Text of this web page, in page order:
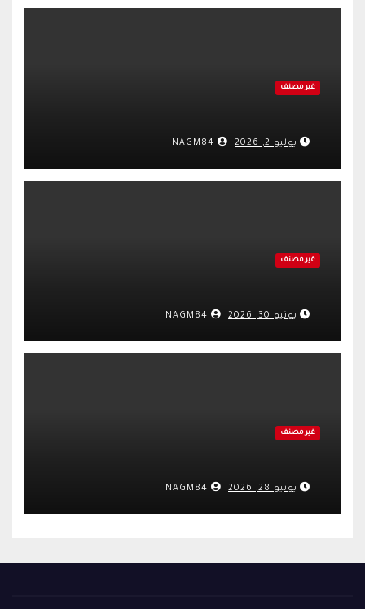
غير مصنف
يوليو 2, 2026
غير مصنف
يونيو 30, 2026
غير مصنف
يونيو 28, 2026